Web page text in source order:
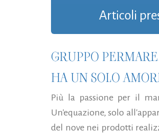
Articoli
GRUPPO
HA UN SOLO
Più la passione per il
Un'equazione, solo
del nove nei prodotti